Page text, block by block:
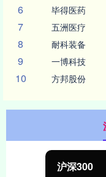
6 毕得医药
7 五洲医疗
8 耐科装备
9 一博科技
10 方邦股份
沪深300